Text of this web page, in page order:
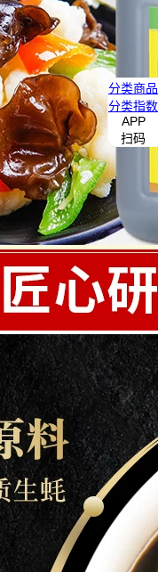
分类商品
分类指数
APP
扫码